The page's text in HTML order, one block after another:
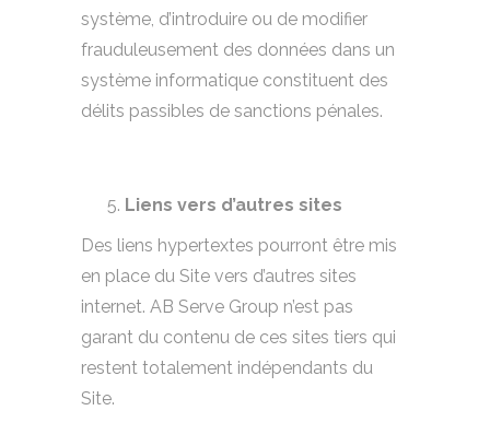
système, d’introduire ou de modifier
frauduleusement des données dans un
système informatique constituent des
délits passibles de sanctions pénales.
Liens vers d’autres sites
Des liens hypertextes pourront être mis
en place du Site vers d’autres sites
internet. AB Serve Group n’est pas
garant du contenu de ces sites tiers qui
restent totalement indépendants du
Site.